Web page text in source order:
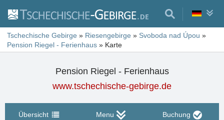
Tschechische Gebirge » Riesengebirge » Svoboda nad Úpou »
Pension Riegel - Ferienhaus » Karte
Pension Riegel - Ferienhaus
www.tschechische-gebirge.de
Übersicht Menu Buchung